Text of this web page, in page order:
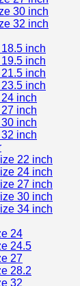
30 inch
32 inch
inch
inch
inch
inch
inch
inch
inch
inch
22 inch
24 inch
27 inch
30 inch
34 inch
24
24.5
27
28.2
32